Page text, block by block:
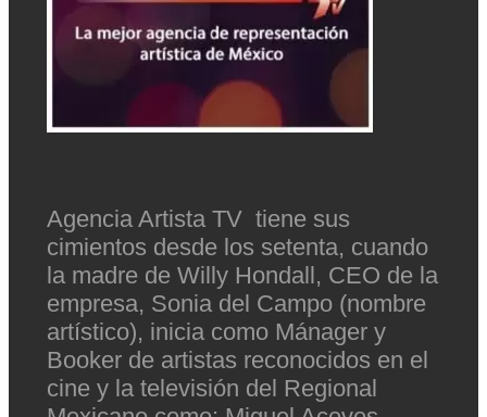
Agencia Artista TV tiene sus
cimientos desde los setenta, cuando
la madre de Willy Hondall, CEO de la
empresa, Sonia del Campo (nombre
artístico), inicia como Mánager y
Booker de artistas reconocidos en el
cine y la televisión del Regional